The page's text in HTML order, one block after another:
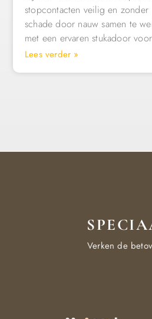
stopcontacten veilig en zonder
schade door nauw samen te
met een ervaren stukadoor voor
Lees verder »
Verken de